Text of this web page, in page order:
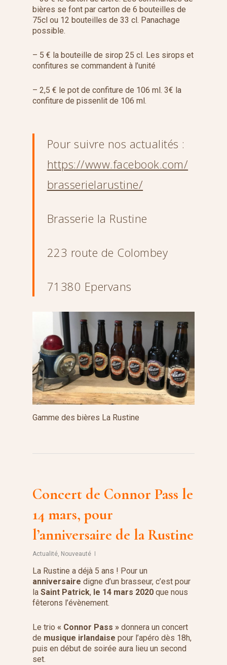
bières se font par carton de 6 bouteilles de
75cl ou 12 bouteilles de 33 cl. Panachage
possible.
– 5 € la bouteille de sirop 25 cl. Les sirops et
confitures se commandent à l’unité
– 2,5 € le pot de confiture de 106 ml. 3€ la
confiture de pissenlit de 106 ml.
Pour suivre nos actualités :
https://www.facebook.com/
brasserielarustine/
Brasserie la Rustine
223 route de Colombey
71380 Epervans
Gamme des bières La Rustine
Concert de Connor Pass le
14 mars, pour
l’anniversaire de la Rustine
Actualité, Nouveauté
La Rustine a déjà 5 ans ! Pour un
anniversaire digne d’un brasseur, c’est pour
la Saint Patrick, le 14 mars 2020 que nous
fêterons l’évènement.
Le trio « Connor Pass » donnera un concert
de musique irlandaise pour l’apéro dès 18h,
puis en début de soirée aura lieu un second
set.